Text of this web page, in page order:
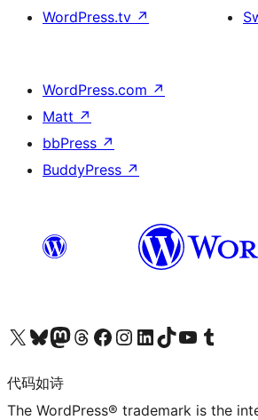
WordPress.tv ↗
WordPress.com ↗
Matt ↗
bbPress ↗
BuddyPress ↗
关注我们的 X（原 Twitter）账号访问我们的 Bluesky 账号关注我们的 Mastodon 账号访问我们的 Threads 账号 访问我们的 Facebook 公共主页关注我们的 Instagram 账号 关注我们的 LinkedIn 主页访问我们的 TikTok 账号访问我们的 YouTube 频道 访问我们的 Tumblr 账号
代码如诗
The WordPress® trademark is the